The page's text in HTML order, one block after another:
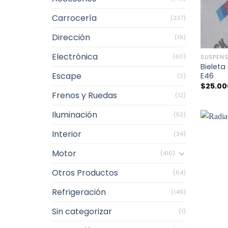
Carrocería (237)
Dirección (19)
Electrónica (60)
Escape (2)
Frenos y Ruedas (12)
Iluminación (53)
Interior (34)
Motor (410)
Otros Productos (64)
Refrigeración (149)
Sin categorizar (1)
Bieleta
E46
$